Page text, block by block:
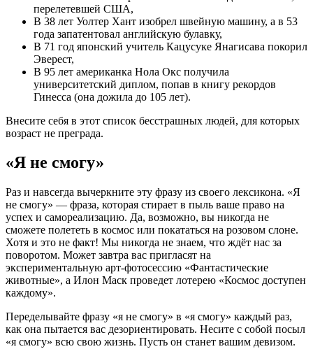
перелетевшей США,
В 38 лет Уолтер Хант изобрел швейную машину, а в 53
года запатентовал английскую булавку,
В 71 год японский учитель Кацусуке Янагисава покорил
Эверест,
В 95 лет американка Нола Окс получила
университетский диплом, попав в книгу рекордов
Гинесса (она дожила до 105 лет).
Внесите себя в этот список бесстрашных людей, для которых
возраст не преграда.
«Я не смогу»
Раз и навсегда вычеркните эту фразу из своего лексикона. «Я
не смогу» — фраза, которая стирает в пыль ваше право на
успех и самореализацию. Да, возможно, вы никогда не
сможете полететь в космос или покататься на розовом слоне.
Хотя и это не факт! Мы никогда не знаем, что ждёт нас за
поворотом. Может завтра вас пригласят на
экспериментальную арт-фотосессию «Фантастические
животные», а Илон Маск проведет лотерею «Космос доступен
каждому».
Переделывайте фразу «я не смогу» в «я смогу» каждый раз,
как она пытается вас дезориентировать. Несите с собой посыл
«я смогу» всю свою жизнь. Пусть он станет вашим девизом.